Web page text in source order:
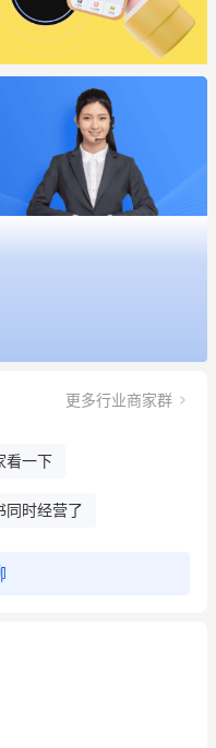
更多行业商家群
看一下
看一下
同时经营了